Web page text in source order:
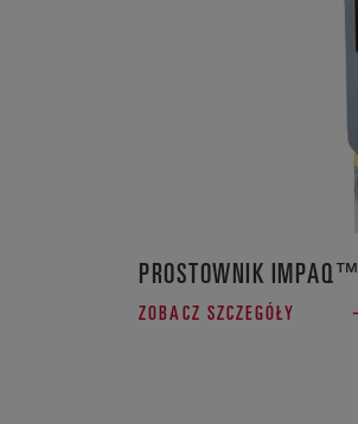
PROSTOWNIK IMPAQ™
ZOBACZ SZCZEGÓŁY